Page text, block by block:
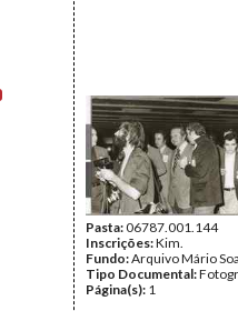
Pasta:06787.001.144
Inscrições:Kim.
Fundo:Arquivo Mário
Tipo Documental:
Página(s): 1